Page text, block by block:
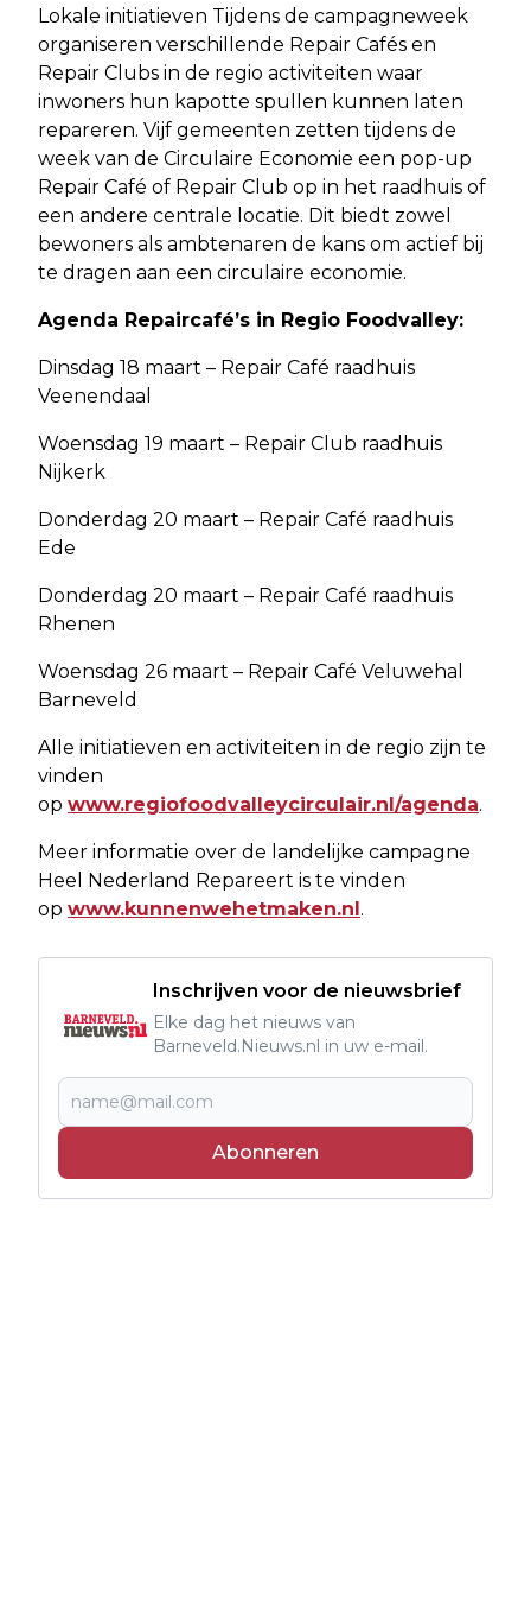
Lokale initiatieven Tijdens de campagneweek
organiseren verschillende Repair Cafés en
Repair Clubs in de regio activiteiten waar
inwoners hun kapotte spullen kunnen laten
repareren. Vijf gemeenten zetten tijdens de
week van de Circulaire Economie een pop-up
Repair Café of Repair Club op in het raadhuis of
een andere centrale locatie. Dit biedt zowel
bewoners als ambtenaren de kans om actief bij
te dragen aan een circulaire economie.
Agenda Repaircafé’s in Regio Foodvalley:
Dinsdag 18 maart – Repair Café raadhuis
Veenendaal
Woensdag 19 maart – Repair Club raadhuis
Nijkerk
Donderdag 20 maart – Repair Café raadhuis
Ede
Donderdag 20 maart – Repair Café raadhuis
Rhenen
Woensdag 26 maart – Repair Café Veluwehal
Barneveld
Alle initiatieven en activiteiten in de regio zijn te
vinden
op www.regiofoodvalleycirculair.nl/agenda.
Meer informatie over de landelijke campagne
Heel Nederland Repareert is te vinden
op www.kunnenwehetmaken.nl.
Inschrijven voor de nieuwsbrief
Elke dag het nieuws van
Barneveld.Nieuws.nl in uw e-mail.
Abonneren